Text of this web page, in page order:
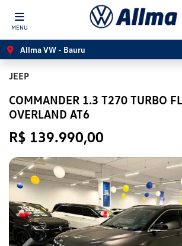
MENU
Allma VW - Bauru
JEEP
COMMANDER 1.3 T270 TURBO
OVERLAND AT6
R$ 139.990,00